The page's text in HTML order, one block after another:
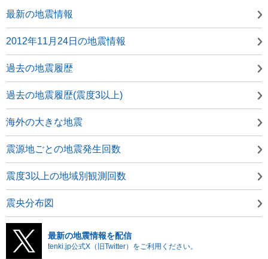
最新の地震情報
2012年11月24日の地震情報
過去の地震履歴
過去の地震履歴(震度3以上)
海外の大きな地震
震源地ごとの地震発生回数
震度3以上の地域別観測回数
震央分布図
最新の地震情報を配信
tenki.jp公式X（旧Twitter）をご利用ください。